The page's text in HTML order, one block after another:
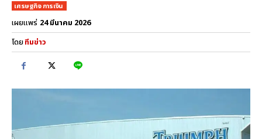
เศรษฐกิจ การเงิน
เผยแพร่ 24 มีนาคม 2026
โดยทีมข่าว